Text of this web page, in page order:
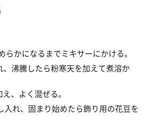
らかになるまでミキサーにかける。
沸騰したら粉寒天を加えて煮溶か
、よく混ぜる。
入れ、固まり始めたら飾り用の花豆を